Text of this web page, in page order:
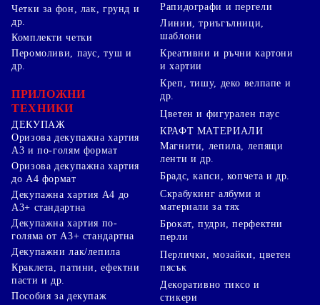
Четки за фон, лак, грунд и
др.
Комплекти четки
Рапидографи и пергели
Линии, триъгълници,
шаблони
Перомоливи, паус, туш и
др.
ПРИЛОЖНИ
ТЕХНИКИ
ДЕКУПАЖ
Оризова декупажна хартия
А3 и по-голям формат
Оризова декупажна хартия
до А4 формат
Декупажна хартия А4 до
А3+ стандартна
Декупажна хартия по-
голяма от А3+ стандартна
Декупажни лак/лепила
Краклета, патини, ефектни
пасти и др.
Пособия за декупаж
Креативни и ръчни картони
и хартии
Креп, тишу, деко велпапе и
др.
Цветен и фигурален паус
КРАФТ МАТЕРИАЛИ
Магнити, лепила, лепящи
ленти и др.
Брадс, капси, копчета и др.
Скрабукинг албуми и
материали за тях
Брокат, пудри, перфектни
перли
Перлички, мозайки, цветен
пясък
Декоративно тиксо и
стикери